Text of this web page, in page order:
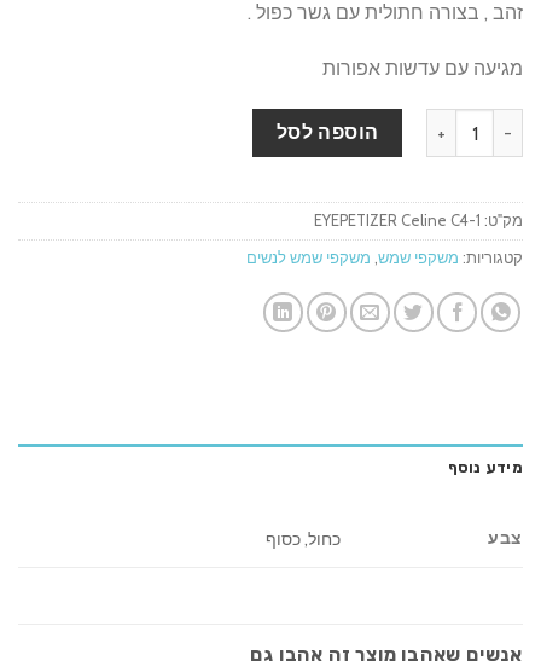
זהב , בצורה חתולית עם גשר כפול .
מגיעה עם עדשות אפורות
הוספה לסל
מק"ט: EYEPETIZER Celine C4-1
קטגוריות: משקפי שמש משקפי שמש לנשים
מידע נוסף
צבע כחול, כסוף
אנשים שאהבו מוצר זה אהבו גם